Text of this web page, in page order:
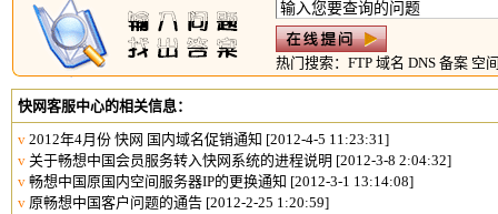
热门搜索： FTP 域名 DNS 备案 空
快网客服中心的相关信息：
v 2012年4月份 快网 国内域名促销通知 [2012-4-5 11:23:31]
v 关于畅想中国会员服务转入快网系统的进程说明 [2012-3-8 2:04:32]
v 畅想中国原国内空间服务器IP的更换通知 [2012-3-1 13:14:08]
v 原畅想中国客户问题的通告 [2012-2-25 1:20:59]